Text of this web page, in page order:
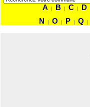
A | B | C | D
N
| O | P | Q |